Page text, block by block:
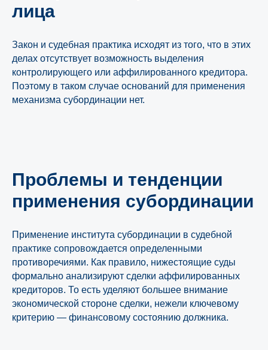
лица
Закон и судебная практика исходят из того, что в этих
делах отсутствует возможность выделения
контролирующего или аффилированного кредитора.
Поэтому в таком случае оснований для применения
механизма субординации нет.
Проблемы и тенденции
применения субординации
Применение института субординации в судебной
практике сопровождается определенными
противоречиями. Как правило, нижестоящие суды
формально анализируют сделки аффилированных
кредиторов. То есть уделяют большее внимание
экономической стороне сделки, нежели ключевому
критерию — финансовому состоянию должника.